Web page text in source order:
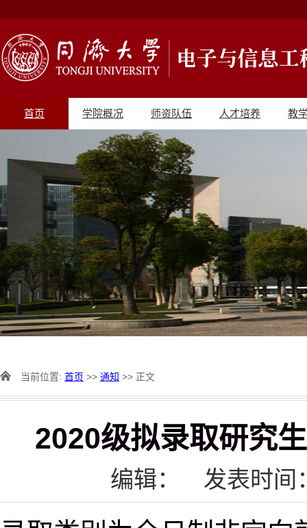
首页 学院概况 师资队伍 人才培养 教
当前位置: 首页 >> 通知 >> 正文
2020级拟录取研究
编辑： 发表时间